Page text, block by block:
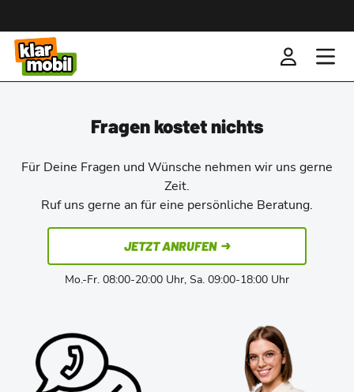
Fragen kostet nichts
Für Deine Fragen und Wünsche nehmen wir uns gerne
Zeit.
Ruf uns gerne an für eine persönliche Beratung.
JETZT ANRUFEN
Mo.-Fr. 08:00-20:00 Uhr, Sa. 09:00-18:00 Uhr